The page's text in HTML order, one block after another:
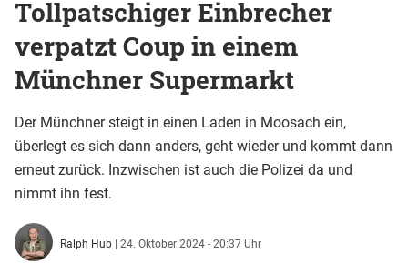
Tollpatschiger Einbrecher
verpatzt Coup in einem
Münchner Supermarkt
Der Münchner steigt in einen Laden in Moosach ein,
überlegt es sich dann anders, geht wieder und kommt dann
erneut zurück. Inzwischen ist auch die Polizei da und
nimmt ihn fest.
Ralph Hub | 24. Oktober 2024 - 20:37 Uhr